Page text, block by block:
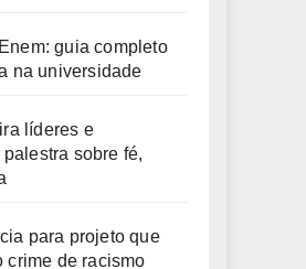
guia completo
na universidade
líderes e
sobre fé,
para projeto que
crime de racismo